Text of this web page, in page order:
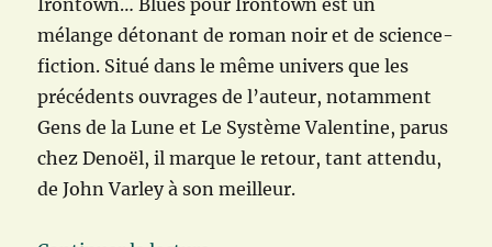
mélange détonant de roman noir et de science-
fiction. Situé dans le même univers que les
précédents ouvrages de l’auteur, notamment
Gens de la Lune et Le Système Valentine, parus
chez Denoël, il marque le retour, tant attendu,
de John Varley à son meilleur.